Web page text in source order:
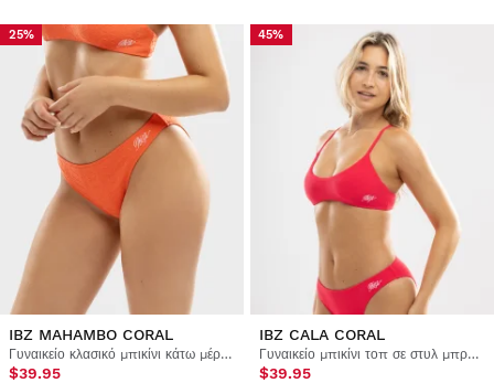
25%
IBZ MAHAMBO CORAL
Γυναικείο κλασικό μπικίνι κάτω μέρος
$39.95
45%
IBZ CALA CORAL
Γυναικείο μπικίνι τοπ σε στυλ μπραλέτας
$39.95